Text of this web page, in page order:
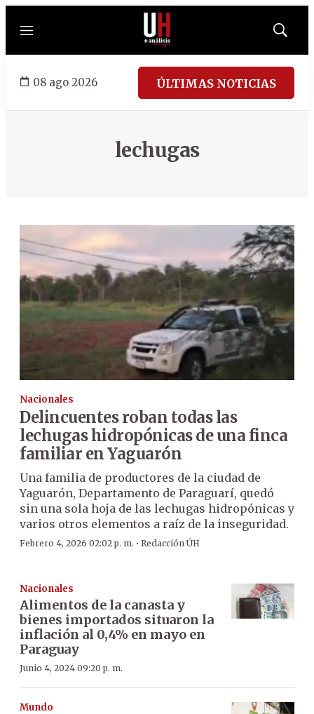
Menú
Mostrar
08 ago 2026 ÚLTIMAS NOTICIAS
lechugas
Nacionales
Delincuentes roban todas las
lechugas hidropónicas de una finca
familiar en Yaguarón
Una familia de productores de la ciudad de
Yaguarón, Departamento de Paraguarí, quedó
sin una sola hoja de las lechugas hidropónicas y
varios otros elementos a raíz de la inseguridad.
Febrero 4, 2026 02:02 p. m. · Redacción ÚH
Nacionales
Alimentos de la canasta y
bienes importados situaron la
inflación al 0,4% en mayo en
Paraguay
Junio 4, 2024 09:20 p. m.
Mundo